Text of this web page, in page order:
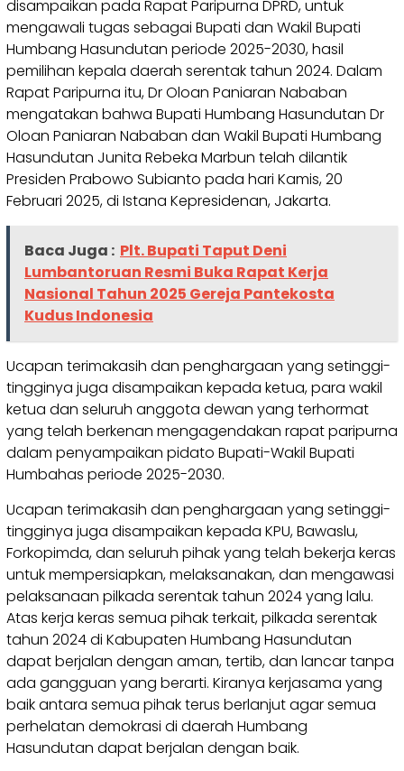
disampaikan pada Rapat Paripurna DPRD, untuk
mengawali tugas sebagai Bupati dan Wakil Bupati
Humbang Hasundutan periode 2025-2030, hasil
pemilihan kepala daerah serentak tahun 2024. Dalam
Rapat Paripurna itu, Dr Oloan Paniaran Nababan
mengatakan bahwa Bupati Humbang Hasundutan Dr
Oloan Paniaran Nababan dan Wakil Bupati Humbang
Hasundutan Junita Rebeka Marbun telah dilantik
Presiden Prabowo Subianto pada hari Kamis, 20
Februari 2025, di Istana Kepresidenan, Jakarta.
Baca Juga : Plt. Bupati Taput Deni
Lumbantoruan Resmi Buka Rapat Kerja
Nasional Tahun 2025 Gereja Pantekosta
Kudus Indonesia
Ucapan terimakasih dan penghargaan yang setinggi-
tingginya juga disampaikan kepada ketua, para wakil
ketua dan seluruh anggota dewan yang terhormat
yang telah berkenan mengagendakan rapat paripurna
dalam penyampaikan pidato Bupati-Wakil Bupati
Humbahas periode 2025-2030.
Ucapan terimakasih dan penghargaan yang setinggi-
tingginya juga disampaikan kepada KPU, Bawaslu,
Forkopimda, dan seluruh pihak yang telah bekerja keras
untuk mempersiapkan, melaksanakan, dan mengawasi
pelaksanaan pilkada serentak tahun 2024 yang lalu.
Atas kerja keras semua pihak terkait, pilkada serentak
tahun 2024 di Kabupaten Humbang Hasundutan
dapat berjalan dengan aman, tertib, dan lancar tanpa
ada gangguan yang berarti. Kiranya kerjasama yang
baik antara semua pihak terus berlanjut agar semua
perhelatan demokrasi di daerah Humbang
Hasundutan dapat berjalan dengan baik.